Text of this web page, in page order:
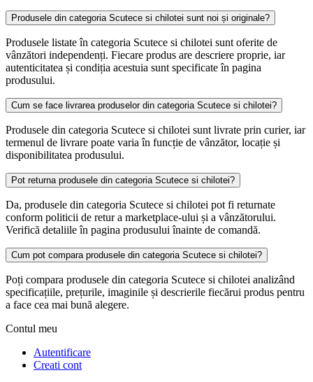
Produsele din categoria Scutece si chilotei sunt noi și originale?
Produsele listate în categoria Scutece si chilotei sunt oferite de
vânzători independenți. Fiecare produs are descriere proprie, iar
autenticitatea și condiția acestuia sunt specificate în pagina
produsului.
Cum se face livrarea produselor din categoria Scutece si chilotei?
Produsele din categoria Scutece si chilotei sunt livrate prin curier, iar
termenul de livrare poate varia în funcție de vânzător, locație și
disponibilitatea produsului.
Pot returna produsele din categoria Scutece si chilotei?
Da, produsele din categoria Scutece si chilotei pot fi returnate
conform politicii de retur a marketplace-ului și a vânzătorului.
Verifică detaliile în pagina produsului înainte de comandă.
Cum pot compara produsele din categoria Scutece si chilotei?
Poți compara produsele din categoria Scutece si chilotei analizând
specificațiile, prețurile, imaginile și descrierile fiecărui produs pentru
a face cea mai bună alegere.
Contul meu
Autentificare
Creati cont